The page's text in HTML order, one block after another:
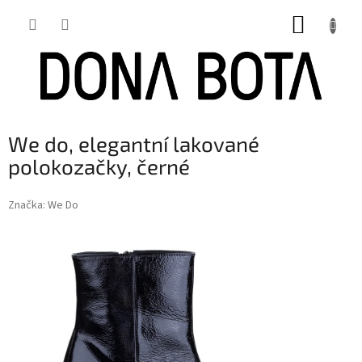
We do, elegantní lakované
polokozačky, černé
Značka: We Do